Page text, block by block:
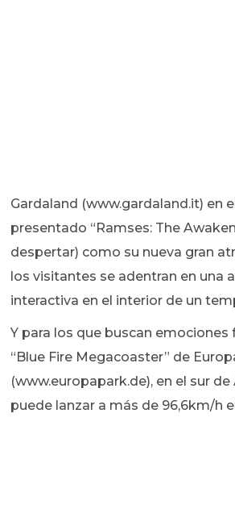
Gardaland (www.gardaland.it) en
presentado “Ramses: The
despertar) como su nueva gran
los visitantes se adentran en una
interactiva en el interior de un
Y para los que buscan emociones
“Blue Fire Megacoaster” de
(www.europapark.de), en el sur de
puede lanzar a más de 96,6km/h